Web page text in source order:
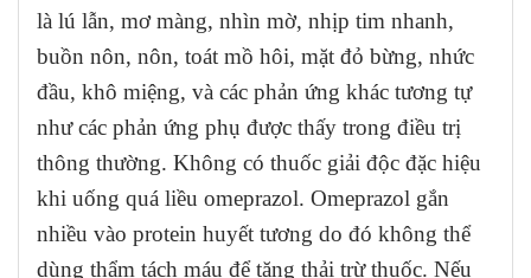
là lú lẫn, mơ màng, nhìn mờ, nhịp tim nhanh,
buồn nôn, nôn, toát mồ hôi, mặt đỏ bừng, nhức
đầu, khô miệng, và các phản ứng khác tương tự
như các phản ứng phụ được thấy trong điều trị
thông thường. Không có thuốc giải độc đặc hiệu
khi uống quá liều omeprazol. Omeprazol gắn
nhiều vào protein huyết tương do đó không thể
dùng thẩm tách máu để tăng thải trừ thuốc. Nếu